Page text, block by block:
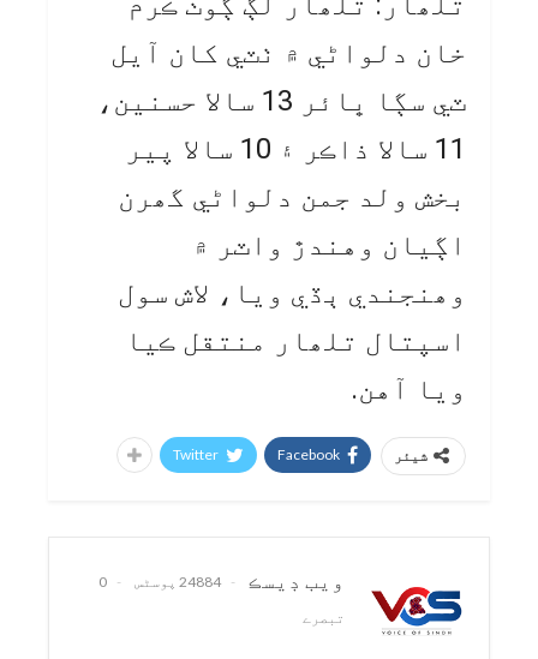
خان دلواڻي ۾ ٺٽي کان آيل
ٽي سڳا ڀائر 13 سالا حسنين،
11 سالا ذاڪر ۽ 10 سالا پير
بخش ولد جمن دلواڻي گھرن
اڳيان وهندڙ واٽر ۾
وھنجندي ٻڏي ويا، لاش سول
اسپتال تلھار منتقل ڪيا
ويا آهن.
شیئر Facebook
Twitter
ويب ڊيسڪ 24884 پوسٹس
0
تبصرے